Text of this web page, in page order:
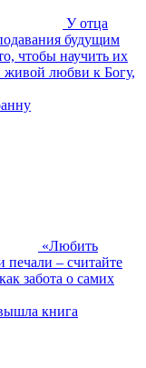
У отца
будущим
чтобы научить их
живой любви к Богу,
«Любить
печали – считайте
забота о самих
книга